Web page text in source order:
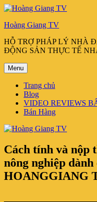
Chuyển
phần
dung
Hoàng Giang TV
HỖ TRỢ PHÁP LÝ NHÀ
ĐỘNG SẢN THỰC TẾ
Menu
Trang chủ
Blog
VIDEO REVIEWS
Bán Hàng
Cách tính và nộp
nông nghiệp dành
HOANGGIANG